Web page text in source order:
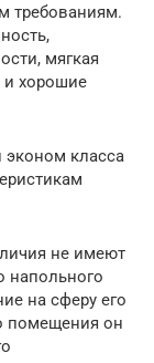
требованиям.
мягкая
и хорошие
эконом класса
не имеют
напольного
на сферу его
помещения он